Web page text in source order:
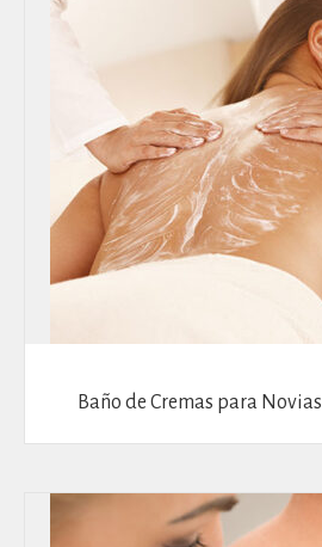
Baño de Cremas para Novias